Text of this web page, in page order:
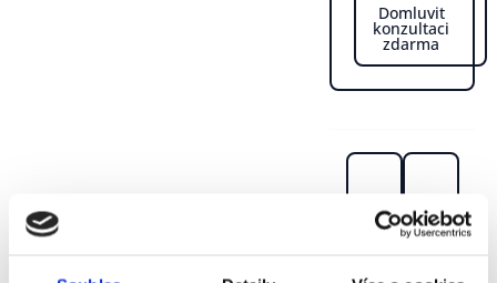
Domluvit
konzultaci
zdarma